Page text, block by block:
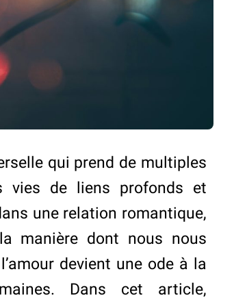
qui prend de multiples
vies de liens profonds et
une relation romantique,
manière dont nous nous
devient une ode à la
Dans cet article,